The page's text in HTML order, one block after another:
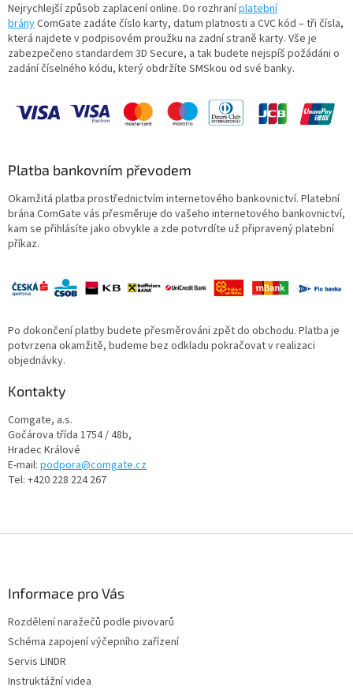
Nejrychlejší způsob zaplacení online. Do rozhraníplatební
brányComGate zadáte číslo karty, datum platnosti a CVC kód – tři čísla,
která najdete v podpisovém proužku na zadní straně karty. Vše je
zabezpečeno standardem 3D Secure, a tak budete nejspíš požádáni o
zadání číselného kódu, který obdržíte SMSkou od své banky.
Platba bankovním převodem
Okamžitá platba prostřednictvím internetového bankovnictví. Platební
brána ComGate vás přesměruje do vašeho internetového bankovnictví,
kam se přihlásíte jako obvykle a zde potvrdíte už připravený platební
příkaz.
Po dokončení platby budete přesměrováni zpět do obchodu. Platba je
potvrzena okamžitě, budeme bez odkladu pokračovat v realizaci
objednávky.
Kontakty
Comgate, a.s.
Gočárova třída 1754 / 48b,
Hradec Králové
E-mail: podpora@comgate.cz
Tel: +420 228 224 267
Informace pro Vás
Rozdělení naražečů podle pivovarů
Schéma zapojení výčepního zařízení
Servis LINDR
Instruktážní videa